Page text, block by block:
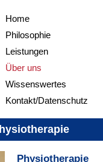
Home
Philosophie
Leistungen
Über uns
Wissenswertes
Kontakt/Datenschutz
Physiotherapie